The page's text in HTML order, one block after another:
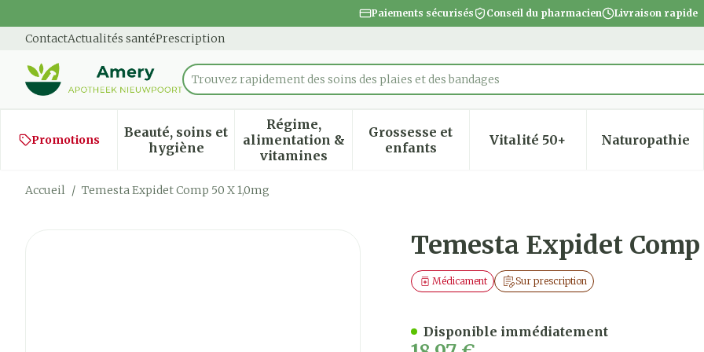
Paiements sécurisés Conseil du pharmacien Livraison rapide
ContactActualités santéPrescription
Rechercher
Trouvez rapidement des soins des plaies et des bandages
Promotions
Beauté, soins et
hygièneAfficher le sous-menu pour la catégorie Beauté, soins et hygiène
Régime,
alimentation &
vitamines
Afficher le sous-menu pour la catégorie Régime,
Grossesse et
enfantsAfficher le sous-menu pour la catégorie
Vitalité 50+Afficher le sous-menu
Naturopathie
Afficher
Accueil / Temesta Expidet Comp 50 X 1,0mg
Temesta Expidet Comp 50 X 1,0mgTemesta Expidet
Sur prescription
Médicament
Disponible immédiatement